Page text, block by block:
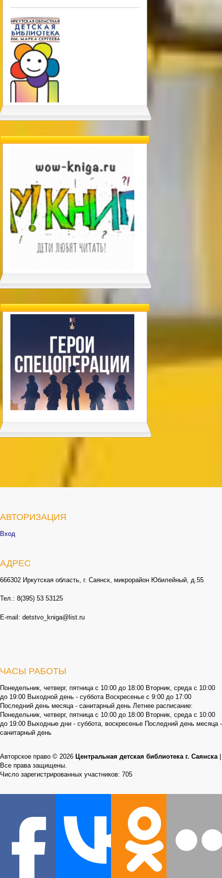
АВТОРИЗАЦИЯ
Вход
АДРЕС
666302 Иркутская область, г. Саянск, микрорайон Юбилейный, д.55
Тел.: 8(395) 53 53125
E-mail: detstvo_kniga@list.ru
ЧАСЫ РАБОТЫ
Понедельник, четверг, пятница с 10:00 до 18:00 Вторник, среда с 10:00
до 19:00 Выходной день - суббота Воскресенье с 9:00 до 17:00
Последний день месяца - санитарный день Летнее расписание:
Понедельник, четверг, пятница с 10:00 до 18:00 Вторник, среда с 10:00
до 19:00 Выходные дни - суббота, воскресенье Последний день месяца -
санитарный день
Авторское право © 2026 Центральная детская библиотека г. Саянска
Все права защищены.
Число зарегистрированных участников: 705